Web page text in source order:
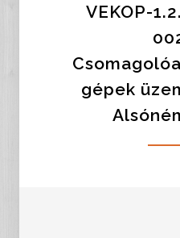
VEKOP-
gépek